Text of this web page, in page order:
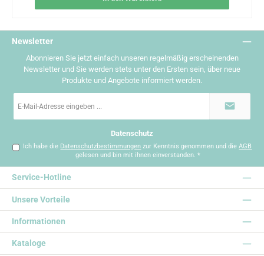
Newsletter
Abonnieren Sie jetzt einfach unseren regelmäßig erscheinenden
Newsletter und Sie werden stets unter den Ersten sein, über neue
Produkte und Angebote informiert werden.
Mail-
Datenschutz
Ich habe die Datenschutzbestimmungen zur Kenntnis genommen und dieAGB
gelesen und bin mit ihnen einverstanden. *
Service-Hotline
Informationen
Kataloge
Unsere Vorteile